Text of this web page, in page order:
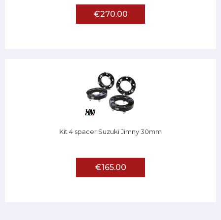
€270.00
Kit 4 spacer Suzuki Jimny 30mm
€165.00